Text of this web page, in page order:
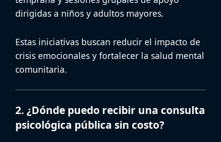
dirigidas a niños y adultos mayores.
Estas iniciativas buscan reducir el impacto de
crisis emocionales y fortalecer la salud mental
comunitaria.
2. ¿Dónde puedo recibir una consulta
psicológica pública sin costo?